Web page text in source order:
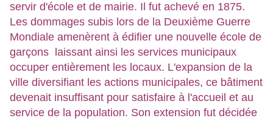
servir d'école et de mairie. Il fut achevé en 1875.
Les dommages subis lors de la Deuxième Guerre
Mondiale amenèrent à édifier une nouvelle école de
garçons laissant ainsi les services municipaux
occuper entièrement les locaux. L'expansion de la
ville diversifiant les actions municipales, ce bâtiment
devenait insuffisant pour satisfaire à l'accueil et au
service de la population. Son extension fut décidée